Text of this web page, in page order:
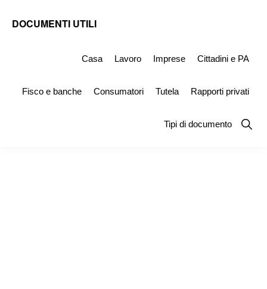
DOCUMENTI UTILI
Simile
Casa Lavoro Imprese Cittadini e PA
Fisco e banche Consumatori Tutela Rapporti privati
Tipi di documento
Show